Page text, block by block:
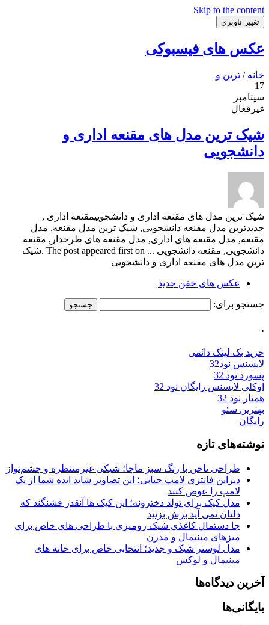
Skip to the content
تغییر ناوبری
عکس های فیسبوکی
خانه / ترین و
17
سپتامبر
غیرفعال
شیک ترین مدل های مقنعه اداری و
دانشجویی
شیک ترین مدل های مقنعه اداری و دانشجوییمقنعه اداری ,
جدیدترین مدل مقنعه دانشجویی, شیک ترین مدل مقنعه, مدل
مقنعه, مدل مقنعه های اداری, مدل مقنعه های طرحدار, مقنعه
دانشجویی, مقنعه دانشجویی ... The post appeared first on .شیک
ترین مدل های مقنعه اداری و دانشجویی
عکس های خفن جدید
جستجو برای:
.
خرید بک لینک دائمی
لایسنس نود32
پسورد نود 32
اوکلی لایسنس رایگان نود 32
همیار نود 32
بهترین سئو
رایگان
نوشته‌های تازه
طراحی ناخن با رنگ سبز ماچا؛ شیکی غیرمنتظره و چشم‌نواز
دیزاین فانتزی لامپ حبابی؛ این تصاویر شاید ایده شما از یک
لامپ را عوض کنند
مدل کیک برای تولد دخترونه؛ این کیک ها آنقدر قشنگند که
دلتان نمی آید برش بزنید
جا دستمال کاغذی شیک رومیزی با طراحی های خاص برای
میزهای مینیمال و مدرن
مدل لوستر شیک و جدید؛ انتخابی خاص برای خانه های
مینیمال و لوکس
آخرین دیدگاه‌ها
بایگانی‌ها